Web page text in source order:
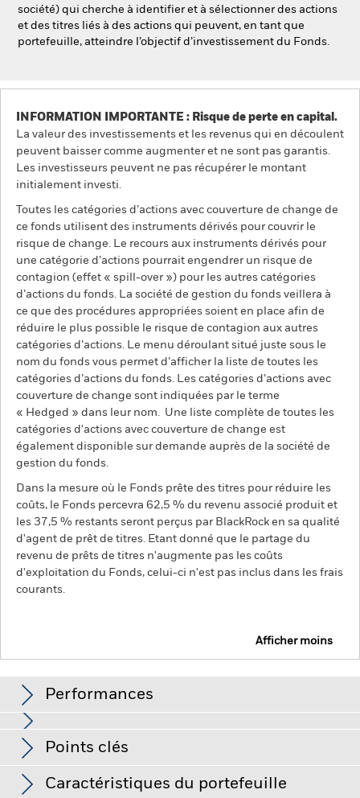
société) qui cherche à identifier et à sélectionner des actions
et des titres liés à des actions qui peuvent, en tant que
portefeuille, atteindre l’objectif d’investissement du Fonds.
INFORMATION IMPORTANTE : Risque de perte en capital.
La valeur des investissements et les revenus qui en découlent
peuvent baisser comme augmenter et ne sont pas garantis.
Les investisseurs peuvent ne pas récupérer le montant
initialement investi.
Toutes les catégories d’actions avec couverture de change de
ce fonds utilisent des instruments dérivés pour couvrir le
risque de change. Le recours aux instruments dérivés pour
une catégorie d’actions pourrait engendrer un risque de
contagion (effet « spill-over ») pour les autres catégories
d’actions du fonds. La société de gestion du fonds veillera à
ce que des procédures appropriées soient en place afin de
réduire le plus possible le risque de contagion aux autres
catégories d’actions. Le menu déroulant situé juste sous le
nom du fonds vous permet d’afficher la liste de toutes les
catégories d’actions du fonds. Les catégories d’actions avec
couverture de change sont indiquées par le terme
« Hedged » dans leur nom. Une liste complète de toutes les
catégories d'actions avec couverture de change est
également disponible sur demande auprès de la société de
gestion du fonds.
Dans la mesure où le Fonds prête des titres pour réduire les
coûts, le Fonds percevra 62,5 % du revenu associé produit et
les 37,5 % restants seront perçus par BlackRock en sa qualité
d'agent de prêt de titres. Etant donné que le partage du
revenu de prêts de titres n'augmente pas les coûts
d'exploitation du Fonds, celui-ci n'est pas inclus dans les frais
courants.
Afficher moins
Performances
Voir le graphique complet
Les marchés émergents sont généralement plus sensibles
aux conditions économiques et politiques que les marchés
développés. D'autres facteurs incluent un « Risque de
liquidité » plus élevé, des restrictions à l'investissement ou au
Points clés
Net Assets of Fund
Caractéristiques du portefeuille